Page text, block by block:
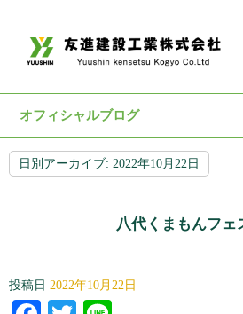
オフィシャルブログ
日別アーカイブ: 2022年10月22日
八代くまもんフェ
投稿日 2022年10月22日